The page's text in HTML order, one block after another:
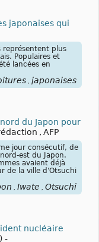
japonaises qui
représentent plus
Populaires et
lancées en
, japonaises
du Japon pour
, AFP
jour consécutif, de
est du Japon.
avaient déjà
de la ville d'Otsuchi
, Iwate , Otsuchi
nucléaire
-